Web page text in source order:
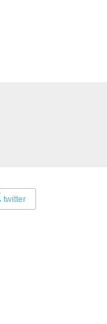
twitter